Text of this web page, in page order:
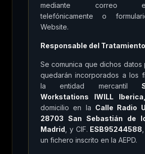
mediante correo
telefónicamente o
Website.
Responsable del Tratamiento
Se comunica que dichos datos
quedarán incorporados a los
la entidad mercantil
Workstations IWILL
domicilio en la Calle Radio
28703 San Sebastián de
Madrid , y CIF. ESB95244588
un fichero inscrito en la AEPD.